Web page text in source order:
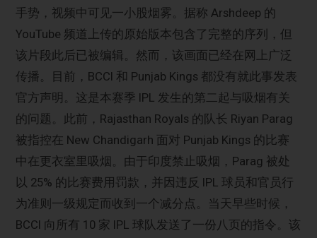
手势，视频中可见一小股烟雾。据称 Arshdeep 的
YouTube 频道上传的原始版本包含了完整的序列，但
该片段此后已被编辑。然而，该画面已经在网上广泛
传播。目前，BCCI 和 Punjab Kings 都没有就此事发表
官方声明。这是本赛季 IPL 发生的第二起与吸烟有关
的问题。此前，Rajasthan Royals 的队长 Riyan Parag
被指控在 New Chandigarh 面对 Punjab Kings 的比赛
中在更衣室里吸烟。由于印度禁止吸烟，Parag 被处
以 25% 的比赛费用罚款，并因违反 IPL 球员和官员行
为准则一级规定而收到一个减分点。当天早些时候，
BCCI 向所有 10 家 IPL 球队发送了一份八页的指令。该